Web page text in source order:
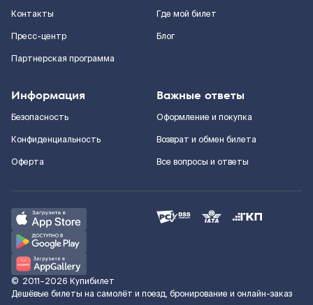
Контакты
Пресс-центр
Партнерская программа
Где мой билет
Блог
Информация
Безопасность
Конфиденциальность
Оферта
Важные ответы
Оформление и покупка
Возврат и обмен билета
Все вопросы и ответы
© 2011–2026 Купибилет
Дешёвые билеты на самолёт и поезд, бронирование и онлайн-заказ